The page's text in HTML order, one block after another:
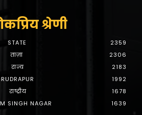
श्रेणी
STATE
2359
ताज़ा
2306
राज्य
2183
RUDRAPUR
1992
राष्ट्रीय
1678
SINGH NAGAR
1639